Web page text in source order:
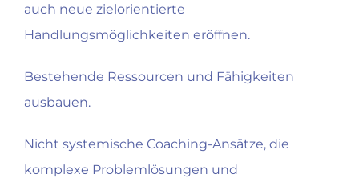
auch neue zielorientierte
Handlungsmöglichkeiten eröffnen.
Bestehende Ressourcen und Fähigkeiten
ausbauen.
Nicht systemische Coaching-Ansätze, die
komplexe Problemlösungen und